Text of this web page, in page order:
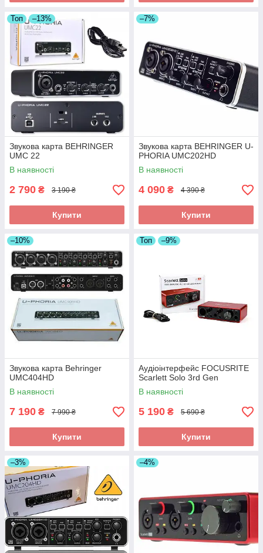
Топ –13%
Звукова карта BEHRINGER
UMC 22
В наявності
2 790 ₴ 3 190 ₴
Купити
–7%
Звукова карта BEHRINGER U-
PHORIA UMC202HD
В наявності
4 090 ₴ 4 390 ₴
Купити
–10%
Звукова карта Behringer
UMC404HD
В наявності
7 190 ₴ 7 990 ₴
Купити
Топ –9%
Аудіоінтерфейс FOCUSRITE
Scarlett Solo 3rd Gen
В наявності
5 190 ₴ 5 690 ₴
Купити
–3% –4%